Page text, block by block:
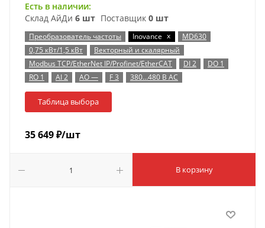
Есть в наличии:
Склад АйДи 6 шт Поставщик 0 шт
Преобразователь частоты Inovance x
MD630
0,75 кВт/1,5 кВт
Векторный и скалярный
Modbus TCP/EtherNet IP/Profinet/EtherCAT
DI 2
DO 1
RO 1
AI 2 AO — F 3 380…480 В AC
Таблица выбора
35 649₽/шт
В корзину